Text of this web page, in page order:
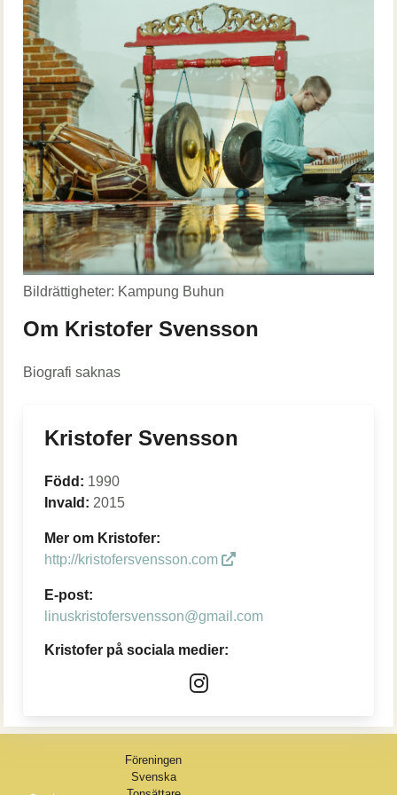
Bildrättigheter: Kampung Buhun
Om Kristofer Svensson
Biografi saknas
Kristofer Svensson
Född: 1990
Invald: 2015
Mer om Kristofer:
http://kristofersvensson.com
E-post:
linuskristofersvensson@gmail.com
Kristofer på sociala medier:
Föreningen
Svenska